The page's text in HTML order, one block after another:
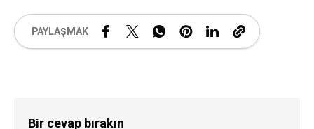
PAYLAŞMAK
Bir cevap bırakın